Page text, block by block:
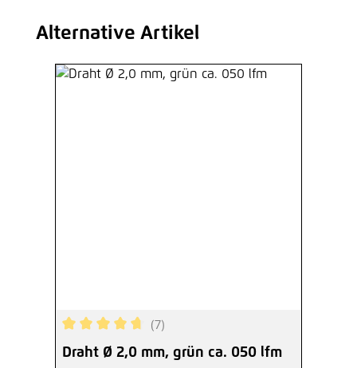
Produktgalerie überspringen
Alternative Artikel
Durchschnittliche Bewertung von 4.71 von 5
(7)
Draht Ø 2,0 mm, grün ca. 050 lfm